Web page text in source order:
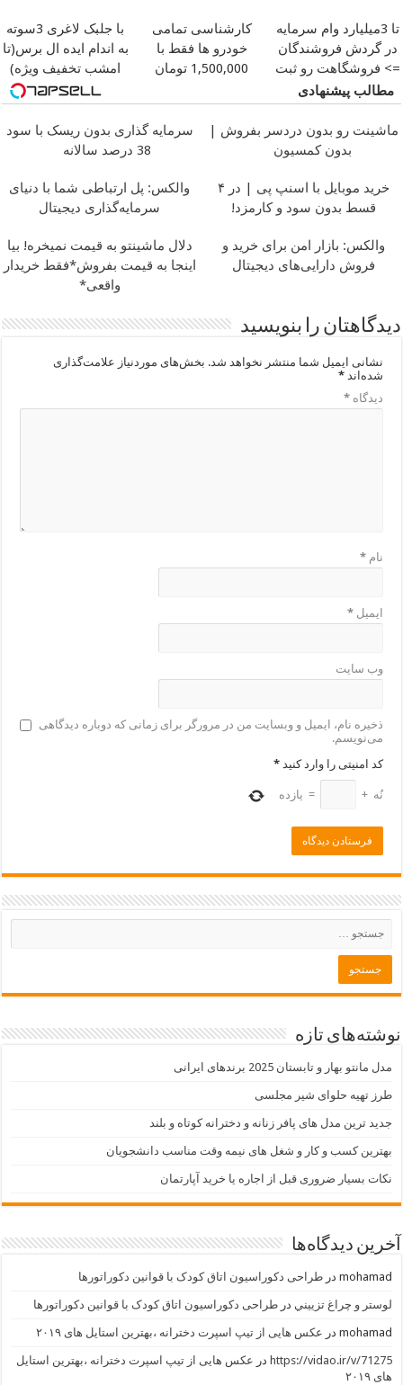
تا 3میلیارد وام سرمایه
در گردش فروشندگان
=> فروشگاهت رو ثبت
کن
کارشناسی تمامی
خودرو ها فقط با
1,500,000 تومان
با جلبک لاغری 3سوته
به اندام ایده ال برس(تا
امشب تخفیف ویژه)
مطالب پیشنهادی
ماشینت رو بدون دردسر بفروش |
بدون کمسیون
سرمایه گذاری بدون ریسک با سود
38 درصد سالانه
خرید موبایل با اسنپ پی | در ۴
قسط بدون سود و کارمزد!
والکس: پل ارتباطی شما با دنیای
سرمایه‌گذاری دیجیتال
والکس: بازار امن برای خرید و
فروش دارایی‌های دیجیتال
دلال ماشینتو به قیمت نمیخره! بیا
اینجا به قیمت بفروش*فقط خریدار
واقعی*
دیدگاهتان را بنویسید
نشانی ایمیل شما منتشر نخواهد شد. بخش‌های موردنیاز علامت‌گذاری
شده‌اند*
دیدگاه*
نام*
ایمیل*
وب‌ سایت
ذخیره نام، ایمیل و وبسایت من در مرورگر برای زمانی که دوباره دیدگاهی
می‌نویسم.
کد امنیتی را وارد کنید *
نُه +
= یازده
نوشته‌های تازه
مدل مانتو بهار و تابستان 2025 برندهای ایرانی
طرز تهیه حلوای شیر مجلسی
جدید ترین مدل های پافر زنانه و دخترانه کوتاه و بلند
بهترین کسب و کار و شغل های نیمه وقت مناسب دانشجویان
نکات بسیار ضروری قبل از اجاره یا خرید آپارتمان
آخرین دیدگاه‌ها
mohamad درطراحی دکوراسیون اتاق کودک با قوانین دکوراتورها
لوستر و چراغ تزييني درطراحی دکوراسیون اتاق کودک با قوانین دکوراتورها
mohamad در عکس هایی از تیپ اسپرت دخترانه ،بهترین استایل های ۲۰۱۹
https://vidao.ir/v/71275 در عکس هایی از تیپ اسپرت دخترانه ،بهترین استایل
های ۲۰۱۹